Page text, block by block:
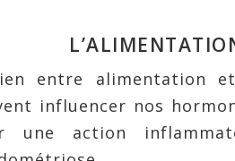
entre alimentation
influencer nos
une action